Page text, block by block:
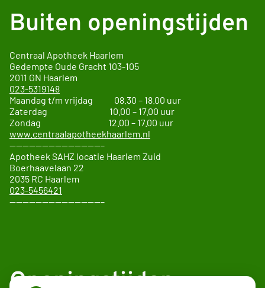
Buiten openingstijden
Centraal Apotheek Haarlem
Gedempte Oude Gracht 103-105
2011 GN Haarlem
023-5319148
Maandag t/m vrijdag 08.30 – 18.00 uur
Zaterdag 10.00 – 17.00 uur
Zondag 12.00 – 17.00 uur
www.centraalapotheekhaarlem.nl
——————————————–
Apotheek SAHZ locatie Haarlem Zuid
Boerhaavelaan 22
2035 RC Haarlem
023-5456421
——————————————–
Openingstijden